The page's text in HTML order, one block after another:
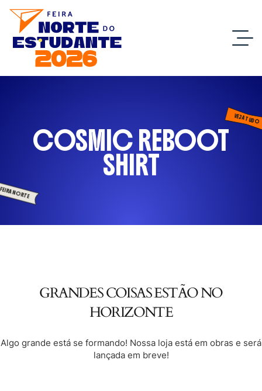
NORTE
VEJA TUDO
COSMIC REBOOT
SHIRT
GRANDES COISAS ESTÃO NO
HORIZONTE
Algo grande está se formando! Nossa loja está em obras e será
lançada em breve!